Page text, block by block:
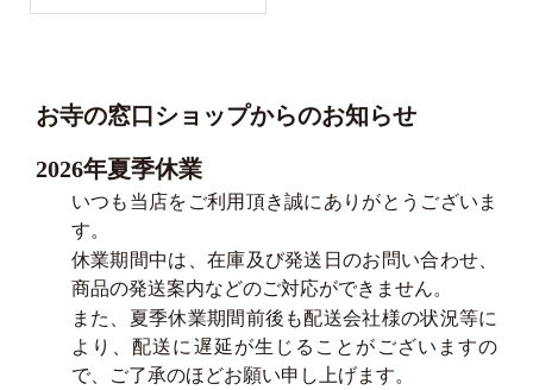
お寺の窓口ショップからのお知らせ
2026年夏季休業
いつも当店をご利用頂き誠にありがとうございま
す。
休業期間中は、在庫及び発送日のお問い合わせ、
商品の発送案内などのご対応ができません。
また、夏季休業期間前後も配送会社様の状況等に
より、配送に遅延が生じることがございますの
で、ご了承のほどお願い申し上げます。